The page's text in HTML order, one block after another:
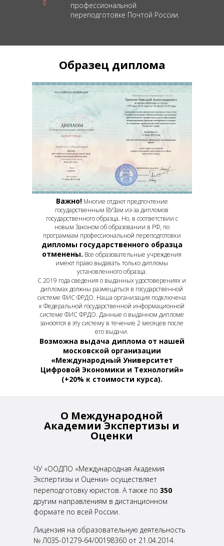
профессиональной
переподготовке Почтой России.
Образец диплома
Важно!Многие отдают предпочтение
государственным ВУЗам из-за дипломов
государственного образца. Но, в соответствии с
новым Законом об образовании в РФ, по
программам профессиональной переподготовки
дипломы государственного образца
отменены. Все образовательные учреждения
имеют право выдавать только дипломы
установленного образца.
С 2019 года сведения о выданных удостоверениях и
дипломах должны размещаться в государственной
системе ФИС ФРДО. Наша организация подключена
к Федеральной государственной информационной
системе ФИС ФРДО. Данные о выданном дипломе
заносятся в эту систему в течение 2 месяцев после
его выдачи.
Возможна выдача диплома от нашей
московской организации
«Международный Университет
Цифровой Экономики и Технологий»
(+20% к стоимости курса).
О Международной
АкадемииЭкспертизы и
Оценки
ЧУ «ООДПО «Международная Академия
Экспертизы и Оценки» осуществляет
переподготовку юристов. А также по350
другим направлениям в дистанционном
формате по всей России.
Лицензия на образовательную деятельность
№ Л035-01279-64/00198360 от 21.04.2014.